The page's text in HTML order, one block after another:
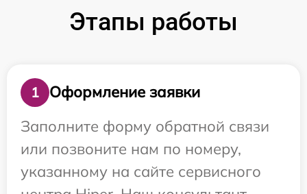
Этапы работы
1
Оформление заявки
Заполните форму обратной связи
или позвоните нам по номеру,
указанному на сайте сервисного